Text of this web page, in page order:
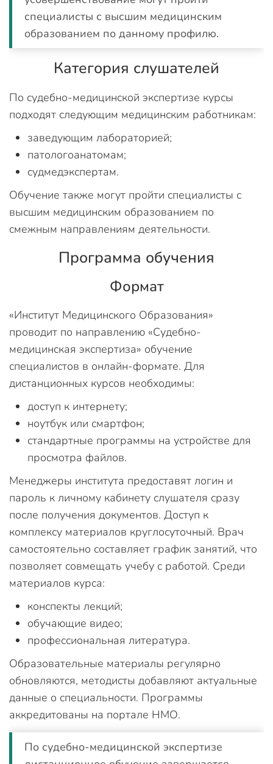
специалисты с высшим медицинским
образованием по данному профилю.
Категория слушателей
По судебно-медицинской экспертизе курсы
подходят следующим медицинским работникам:
заведующим лабораторией;
патологоанатомам;
судмедэкспертам.
Обучение также могут пройти специалисты с
высшим медицинским образованием по
смежным направлениям деятельности.
Программа обучения
Формат
«Институт Медицинского Образования»
проводит по направлению «Судебно-
медицинская экспертиза» обучение
специалистов в онлайн-формате. Для
дистанционных курсов необходимы:
доступ к интернету;
ноутбук или смартфон;
стандартные программы на устройстве для
просмотра файлов.
Менеджеры института предоставят логин и
пароль к личному кабинету слушателя сразу
после получения документов. Доступ к
комплексу материалов круглосуточный. Врач
самостоятельно составляет график занятий, что
позволяет совмещать учебу с работой. Среди
материалов курса:
конспекты лекций;
обучающие видео;
профессиональная литература.
Образовательные материалы регулярно
обновляются, методисты добавляют актуальные
данные о специальности. Программы
аккредитованы на портале НМО.
По судебно-медицинской экспертизе